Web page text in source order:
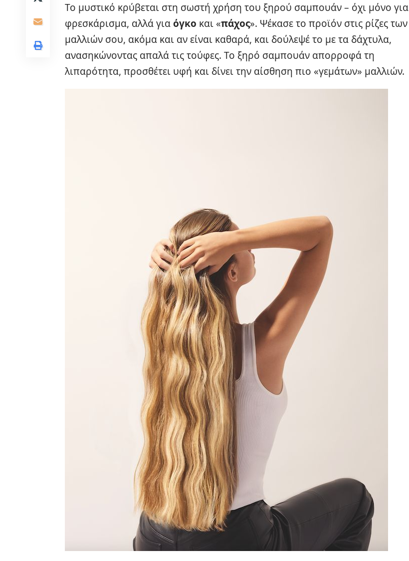
Το μυστικό κρύβεται στη σωστή χρήση του ξηρού σαμπουάν – όχι μόνο για
φρεσκάρισμα, αλλά γιαόγκο και «πάχος». Ψέκασε το προϊόν στις ρίζες των
μαλλιών σου, ακόμα και αν είναι καθαρά, και δούλεψέ το με τα δάχτυλα,
ανασηκώνοντας απαλά τις τούφες. Το ξηρό σαμπουάν απορροφά τη
λιπαρότητα, προσθέτει υφή και δίνει την αίσθηση πιο «γεμάτων» μαλλιών.